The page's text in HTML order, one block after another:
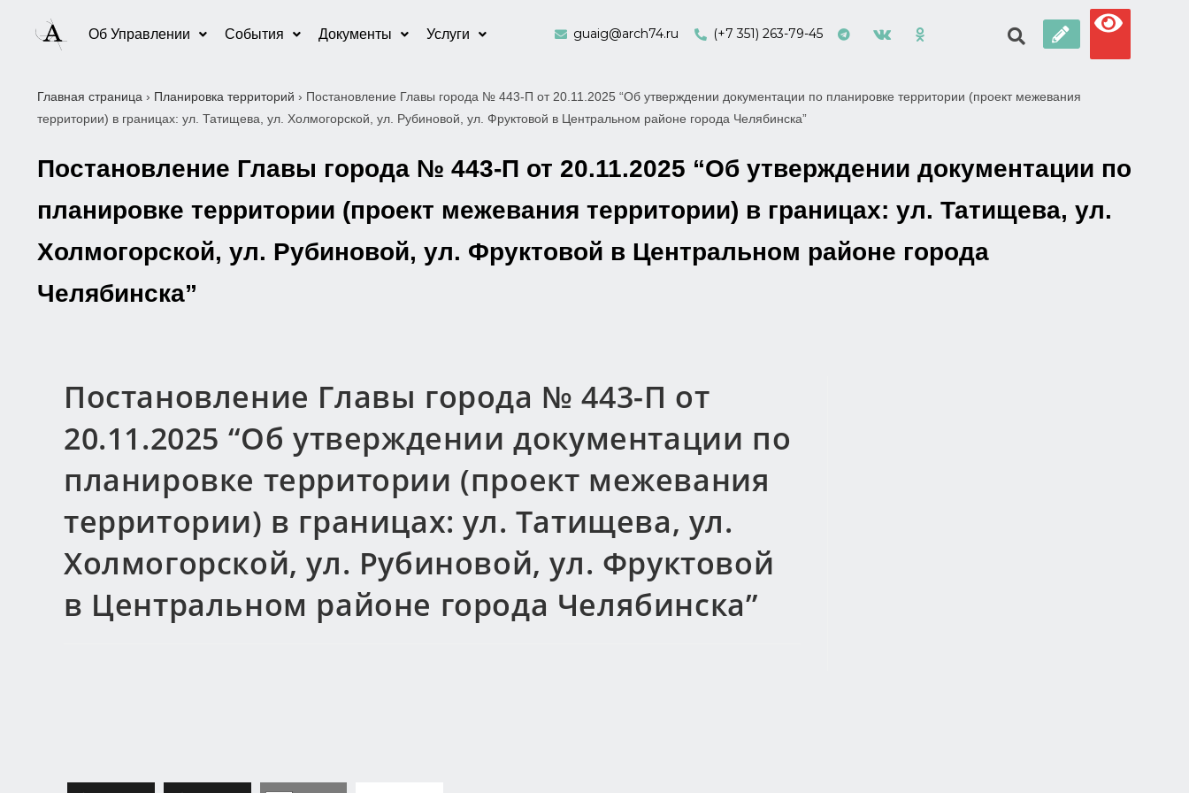
Об Управлении События Документы Услуги guaig@arch74.ru (+7 351) 263-79-45
Главная страница › Планировка территорий › Постановление Главы города № 443-П от 20.11.2025 “Об утверждении документации по планировке территории (проект межевания
территории) в границах: ул. Татищева, ул. Холмогорской, ул. Рубиновой, ул. Фруктовой в Центральном районе города Челябинска”
Постановление Главы города № 443-П от 20.11.2025 “Об утверждении документации по
планировке территории (проект межевания территории) в границах: ул. Татищева, ул.
Холмогорской, ул. Рубиновой, ул. Фруктовой в Центральном районе города
Челябинска”
Постановление Главы города № 443-П от
20.11.2025 “Об утверждении документации по
планировке территории (проект межевания
территории) в границах: ул. Татищева, ул.
Холмогорской, ул. Рубиновой, ул. Фруктовой
в Центральном районе города Челябинска”